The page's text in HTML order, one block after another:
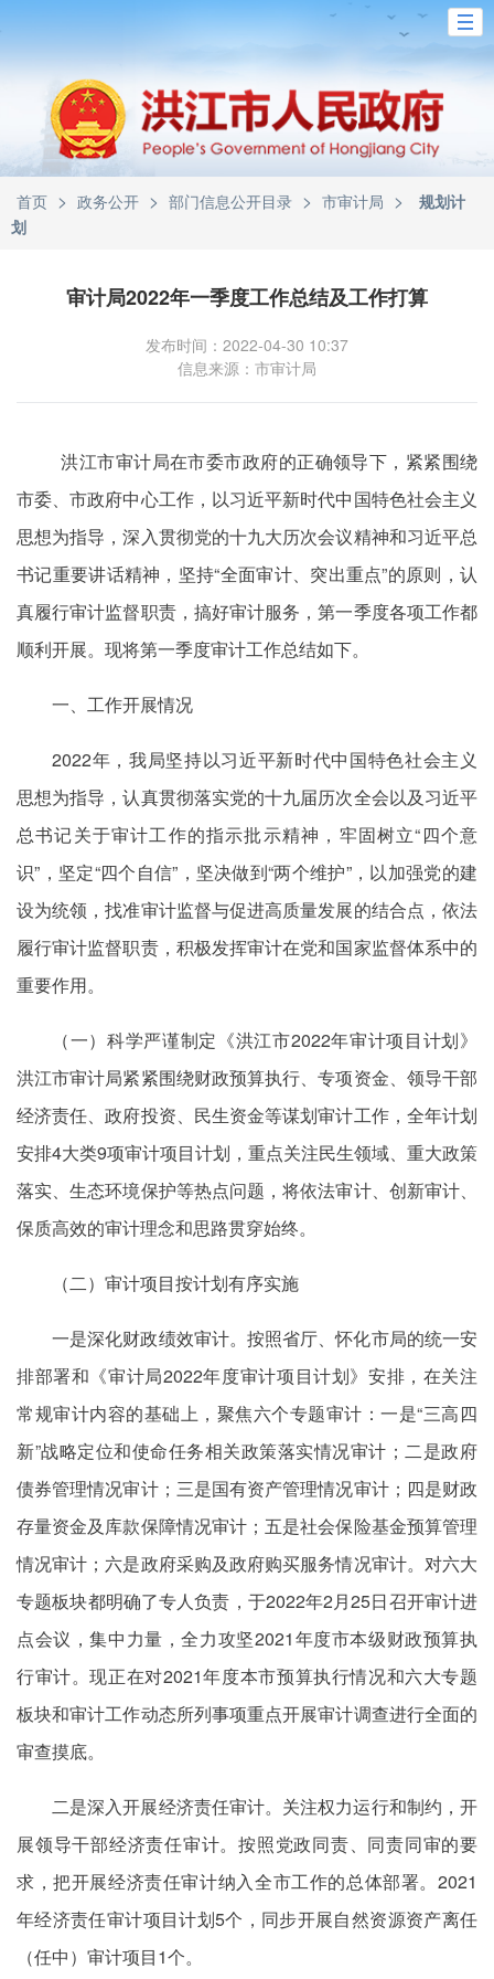
首页 > 政务公开 > 部门信息公开目录 > 市审计局 >
规划计
划
审计局2022年一季度工作总结及工作打算
发布时间：2022-04-30 10:37
信息来源：市审计局
洪江市审计局在市委市政府的正确领导下，紧紧围绕
市委、市政府中心工作，以习近平新时代中国特色社会主义
思想为指导，深入贯彻党的十九大历次会议精神和习近平总
书记重要讲话精神，坚持“全面审计、突出重点”的原则，认
真履行审计监督职责，搞好审计服务，第一季度各项工作都
顺利开展。现将第一季度审计工作总结如下。
一、工作开展情况
2022年，我局坚持以习近平新时代中国特色社会主义
思想为指导，认真贯彻落实党的十九届历次全会以及习近平
总书记关于审计工作的指示批示精神，牢固树立“四个意
识”，坚定“四个自信”，坚决做到“两个维护”，以加强党的建
设为统领，找准审计监督与促进高质量发展的结合点，依法
履行审计监督职责，积极发挥审计在党和国家监督体系中的
重要作用。
（一）科学严谨制定《洪江市2022年审计项目计划》
洪江市审计局紧紧围绕财政预算执行、专项资金、领导干部
经济责任、政府投资、民生资金等谋划审计工作，全年计划
安排4大类9项审计项目计划，重点关注民生领域、重大政策
落实、生态环境保护等热点问题，将依法审计、创新审计、
保质高效的审计理念和思路贯穿始终。
（二）审计项目按计划有序实施
一是深化财政绩效审计。按照省厅、怀化市局的统一安
排部署和《审计局2022年度审计项目计划》安排，在关注
常规审计内容的基础上，聚焦六个专题审计：一是“三高四
新”战略定位和使命任务相关政策落实情况审计；二是政府
债券管理情况审计；三是国有资产管理情况审计；四是财政
存量资金及库款保障情况审计；五是社会保险基金预算管理
情况审计；六是政府采购及政府购买服务情况审计。对六大
专题板块都明确了专人负责，于2022年2月25日召开审计进
点会议，集中力量，全力攻坚2021年度市本级财政预算执
行审计。现正在对2021年度本市预算执行情况和六大专题
板块和审计工作动态所列事项重点开展审计调查进行全面的
审查摸底。
二是深入开展经济责任审计。关注权力运行和制约，开
展领导干部经济责任审计。按照党政同责、同责同审的要
求，把开展经济责任审计纳入全市工作的总体部署。2021
年经济责任审计项目计划5个，同步开展自然资源资产离任
（任中）审计项目1个。